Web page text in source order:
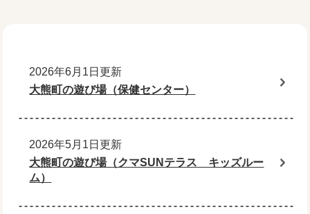
2026年6月1日更新
大熊町の遊び場（保健センター）
2026年5月1日更新
大熊町の遊び場（クマSUNテラス キッズルー
ム）